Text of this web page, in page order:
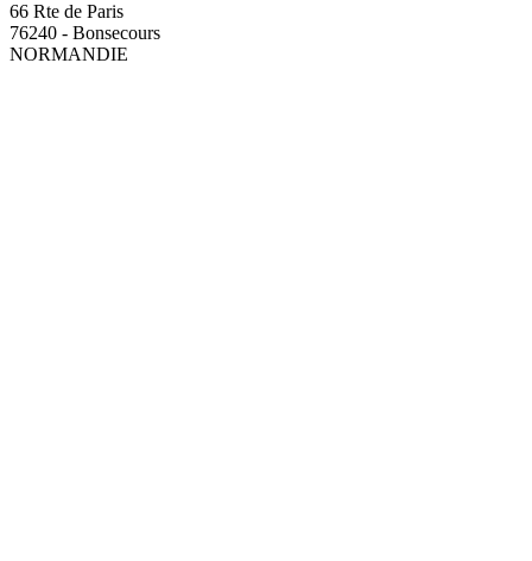
66 Rte de Paris
76240 - Bonsecours
NORMANDIE